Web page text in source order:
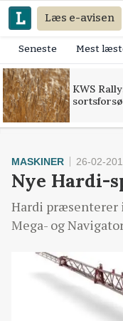
Læs e-avisen
Seneste Mest
KWS
MASKINER 26-02-
Nye Hardi-
Hardi præsenterer
Mega- og